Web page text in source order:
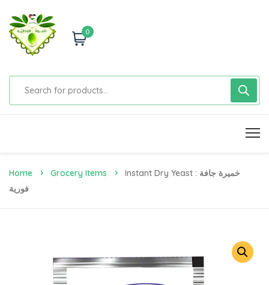
0
Home Grocery Items
Instant Dry Yeast : خميرة جافة
فورية